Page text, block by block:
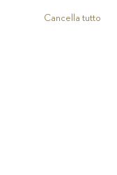
articolo
Cancella tutto